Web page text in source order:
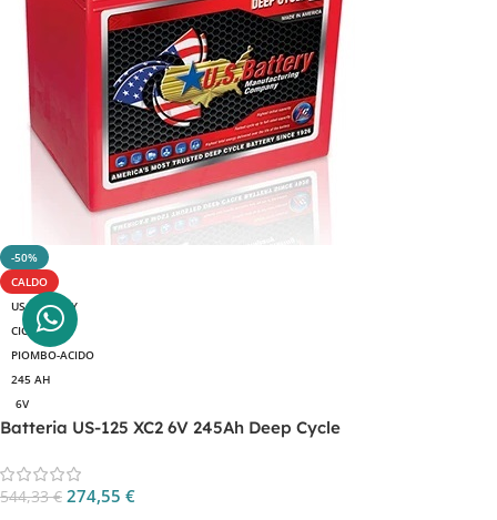
-50%
CALDO
US BATTERY
CICLICA
PIOMBO-ACIDO
245 AH
6V
Batteria US-125 XC2 6V 245Ah Deep Cycle
544,33€ 274,55 €